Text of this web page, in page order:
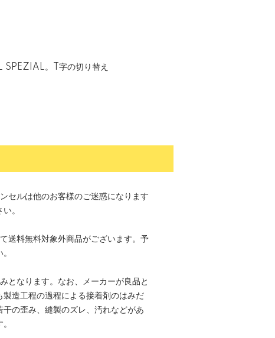
SPEZIAL。T字の切り替え
セルは他のお客様のご迷惑になります
。
送料無料対象外商品がございます。予
となります。なお、メーカーが良品と
製造工程の過程による接着剤のはみだ
干の歪み、縫製のズレ、汚れなどがあ